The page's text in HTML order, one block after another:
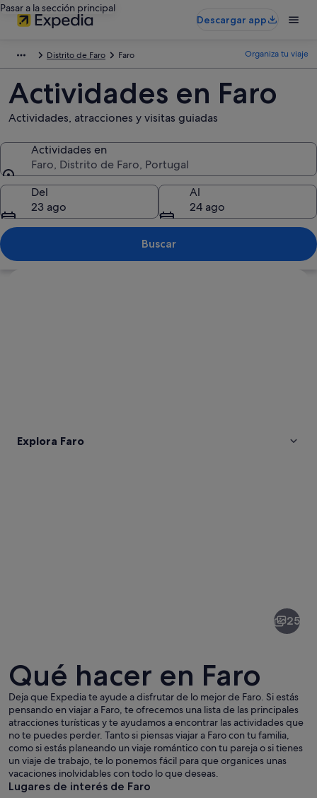
Pasar a la sección principal
Descargar app
Distrito de Faro Faro Organiza tu viaje
Actividades en Faro
Actividades, atracciones y visitas guiadas
Actividades en
Faro, Distrito de Faro, Portugal
Actividades en
Del
23 ago
Al
24 ago
Buscar
Explora Faro
Paisaje costero con una playa
25
Qué hacer en Faro
Deja que Expedia te ayude a disfrutar de lo mejor de Faro. Si estás
pensando en viajar a Faro, te ofrecemos una lista de las principales
atracciones turísticas y te ayudamos a encontrar las actividades que
no te puedes perder. Tanto si piensas viajar a Faro con tu familia,
como si estás planeando un viaje romántico con tu pareja o si tienes
un viaje de trabajo, te lo ponemos fácil para que organices unas
vacaciones inolvidables con todo lo que deseas.
Lugares de interés de Faro